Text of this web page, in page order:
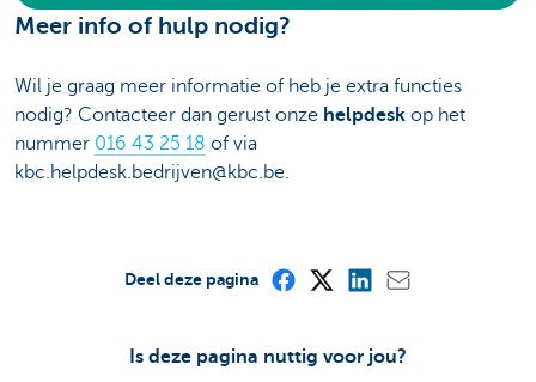
Meer info of hulp nodig?
Wil je graag meer informatie of heb je extra functies
nodig? Contacteer dan gerust onze helpdesk op het
nummer 016 43 25 18 of via
kbc.helpdesk.bedrijven@kbc.be.
Is deze pagina nuttig voor jou?
Deel deze pagina